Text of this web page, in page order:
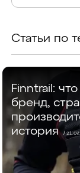
Статьи по
Finntrail:
бренд,
история/